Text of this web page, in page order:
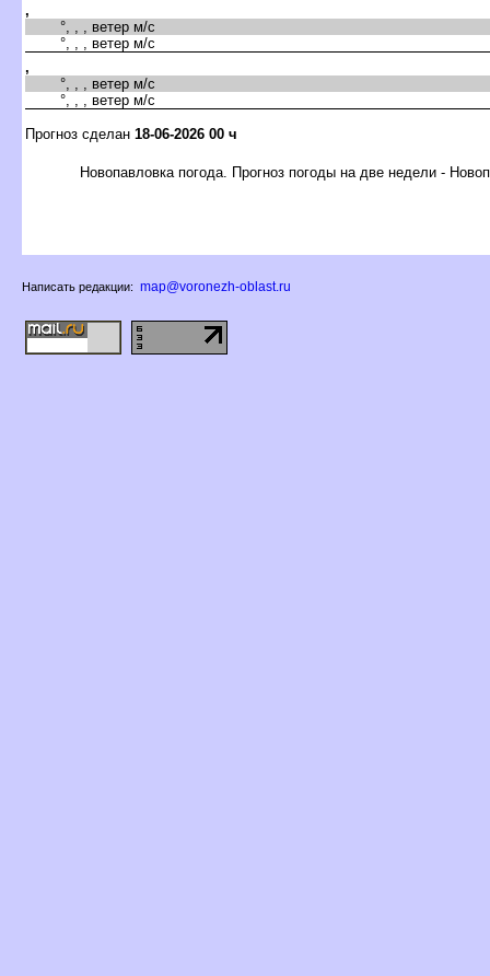
,
°, , , ветер м/с
°, , , ветер м/с
,
°, , , ветер м/с
°, , , ветер м/с
Прогноз сделан 18-06-2026 00 ч
Новопавловка погода. Прогноз погоды на две недели -
Написать редакции: map@voronezh-oblast.ru